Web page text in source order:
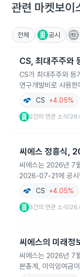
관련 마켓보이
전체 공시
CS, 최대주주와
CS가 최대주주와
연구개발비로 사용
CS +4.05%
2건의 연관 소식
씨에스 정흥식,
씨에스는 2026년 7
2026-07-21에 공시
CS +4.05%
3건의 연관 소식
씨에스의 미래정
씨에스는 2026년 7
본총계, 이익잉여금